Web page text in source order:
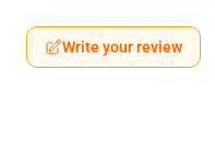
Write your review